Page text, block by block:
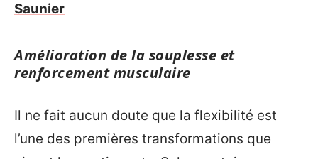
Saunier
Amélioration de la souplesse et
renforcement musculaire
Il ne fait aucun doute que la flexibilité est
l’une des premières transformations que